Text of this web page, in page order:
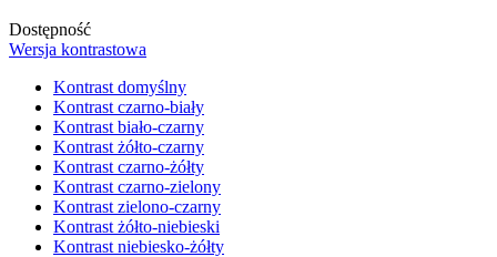
Dostępność
Wersja kontrastowa
Kontrast domyślny
Kontrast czarno-biały
Kontrast biało-czarny
Kontrast żółto-czarny
Kontrast czarno-żółty
Kontrast czarno-zielony
Kontrast zielono-czarny
Kontrast żółto-niebieski
Kontrast niebiesko-żółty